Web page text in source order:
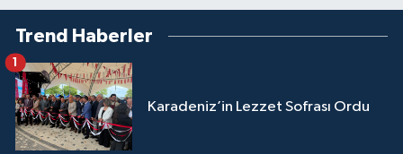
Trend Haberler
Karadeniz’in Lezzet Sofrası Ordu
1